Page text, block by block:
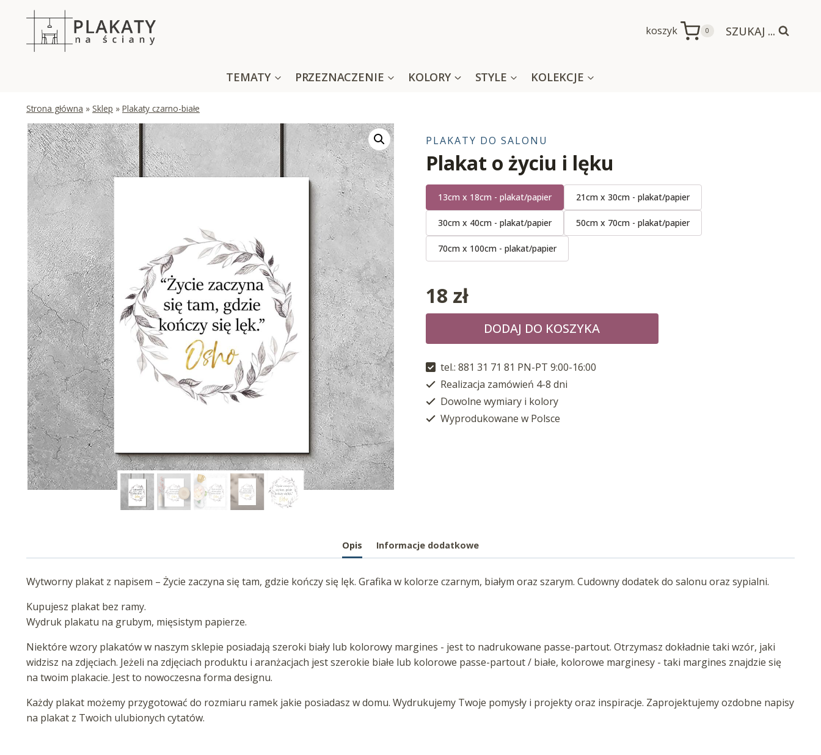
koszyk 0 SZUKAJ ...
TEMATY PRZEZNACZENIE KOLORY STYLE KOLEKCJE
Strona główna » Sklep » Plakaty czarno-białe
PLAKATY DO SALONU
Plakat o życiu i lęku
13cm x 18cm - plakat/papier 21cm x 30cm - plakat/papier
30cm x 40cm - plakat/papier 50cm x 70cm - plakat/papier
70cm x 100cm - plakat/papier
18 zł
DODAJ DO KOSZYKA
tel.: 881 31 71 81 PN-PT 9:00-16:00
Realizacja zamówień 4-8 dni
Dowolne wymiary i kolory
Wyprodukowane w Polsce
Opis Informacje dodatkowe
Wytworny plakat z napisem – Życie zaczyna się tam, gdzie kończy się lęk. Grafika w kolorze czarnym, białym oraz szarym. Cudowny dodatek do salonu oraz sypialni.
Kupujesz plakat bez ramy.
Wydruk plakatu na grubym, mięsistym papierze.
Niektóre wzory plakatów w naszym sklepie posiadają szeroki biały lub kolorowy margines - jest to nadrukowane passe-partout. Otrzymasz dokładnie taki wzór, jaki
widzisz na zdjęciach. Jeżeli na zdjęciach produktu i aranżacjach jest szerokie białe lub kolorowe passe-partout / białe, kolorowe marginesy - taki margines znajdzie się
na twoim plakacie. Jest to nowoczesna forma designu.
Każdy plakat możemy przygotować do rozmiaru ramek jakie posiadasz w domu. Wydrukujemy Twoje pomysły i projekty oraz inspiracje. Zaprojektujemy ozdobne napisy
na plakat z Twoich ulubionych cytatów.